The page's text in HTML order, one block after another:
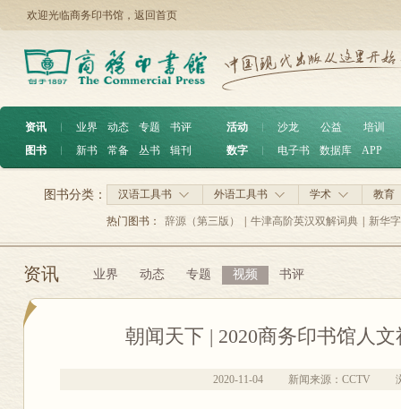
欢迎光临商务印书馆， 返回首页
资讯 ︱ 业界 动态 专题
书评
图书
︱ 新书 常备 丛书 辑刊
活动 沙龙 公益
培训
数字
电子书 数据库 APP
汉语工具书 外语工具书 学术 教育
图书分类：
热门图书： 辞源（第三版） 牛津高阶英汉双解词典 新华
资讯 业界 动态 专题 视频 书评
朝闻天下 | 2020商务印书馆人
2020-11-04 新闻来源：CCTV